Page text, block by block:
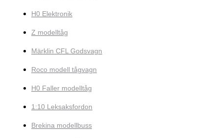
H0 Elektronik
Z modelltåg
Märklin CFL Godsvagn
Roco modell tågvagn
H0 Faller modelltåg
1:10 Leksaksfordon
Brekina modellbuss